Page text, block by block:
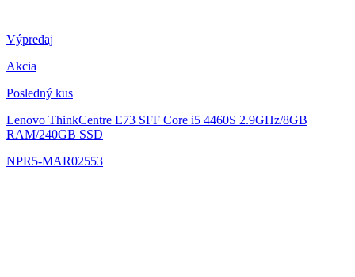
Výpredaj
Akcia
Posledný kus
Lenovo ThinkCentre E73 SFF Core i5 4460S 2.9GHz/8GB
RAM/240GB SSD
NPR5-MAR02553